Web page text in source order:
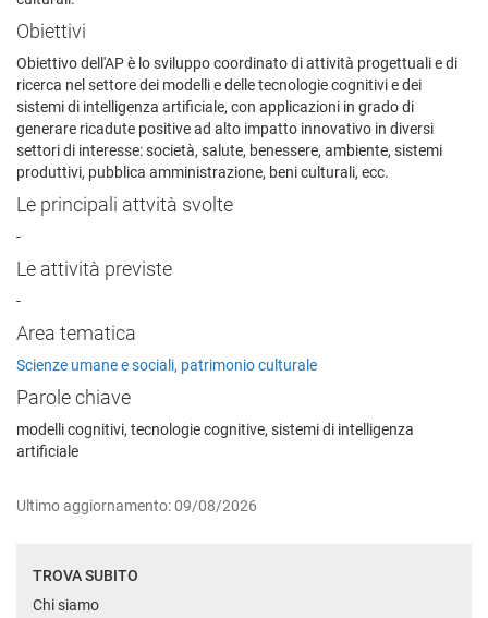
Obiettivi
Obiettivo dell'AP è lo sviluppo coordinato di attività progettuali e di
ricerca nel settore dei modelli e delle tecnologie cognitivi e dei
sistemi di intelligenza artificiale, con applicazioni in grado di
generare ricadute positive ad alto impatto innovativo in diversi
settori di interesse: società, salute, benessere, ambiente, sistemi
produttivi, pubblica amministrazione, beni culturali, ecc.
Le principali attvità svolte
-
Le attività previste
-
Area tematica
Scienze umane e sociali, patrimonio culturale
Parole chiave
modelli cognitivi, tecnologie cognitive, sistemi di intelligenza
artificiale
Ultimo aggiornamento: 09/08/2026
TROVA SUBITO
Chi siamo